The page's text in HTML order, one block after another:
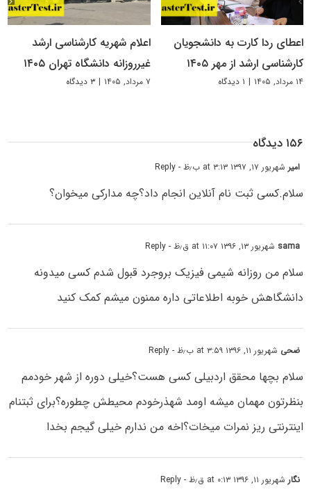
اعطای ردا کارت به دانشجویان
کارشناسی ارشد از مهر ۱۴۰۵
۱۴ مرداد, ۱۴۰۵ | ۱ دیدگاه
اعلام شهریه کارشناسی ارشد
غیرروزانه دانشگاه تهران ۱۴۰۵
۷ مرداد, ۱۴۰۵ | ۳ دیدگاه
۱۵۶ دیدگاه
امیرشهریور ۱۷, ۱۳۹۷ at ۳:۱۳ ب٫ظ - Reply
سلام.کسی ثبت نام آنلاین انجام داد؟چه مدارکی میخوان؟
sama شهریور ۱۳, ۱۳۹۶ at ۱۱:۰۷ ق٫ظ - Reply
سلام من روزانه شیمی فیزیک بروجرد قبول شدم کسی میدونه
دانشگاهش خوبه اطلاعاتی داره ممنون میشم کمک کنید
ضحی شهریور ۱۱, ۱۳۹۶ at ۳:۵۹ ب٫ظ - Reply
سلام بچها محقق اردبیلی کسی هست؟خیلی دوره از شهر خودمم
بنظرتون مهمان میشه اومد شهذرخودم محیطش چطوره؟برای ثبتنام
اینترنتی ریز نمرات میخات؟اخه من ندارم خیلی گیجم بخدا
نگارشهریور ۱۱, ۱۳۹۶ at ۰:۱۳ ق٫ظ - Reply